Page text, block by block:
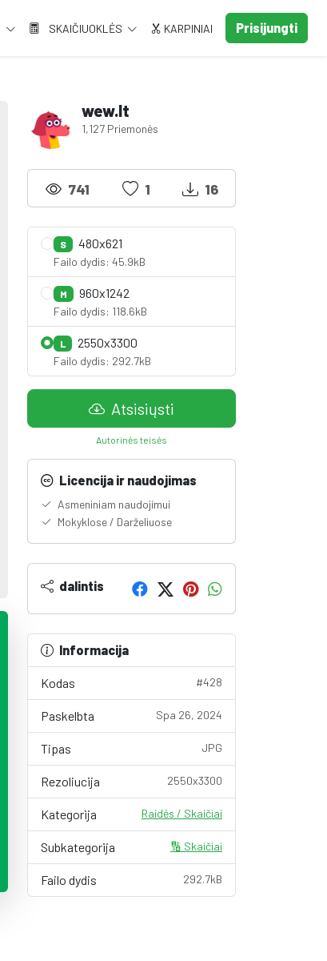
SKAIČIUOKLĖS KARPINIAI Prisijungti
wew.lt
1,127 Priemonės
741 1 16
S 480x621
Failo dydis: 45.9kB
M 960x1242
Failo dydis: 118.6kB
L 2550x3300
Failo dydis: 292.7kB
Atsisiųsti
Autorinės teisės
Licencija ir naudojimas
Asmeniniam naudojimui
Mokyklose / Darželiuose
dalintis
Informacija
Kodas #428
Paskelbta Spa 26, 2024
Tipas JPG
Rezoliucija 2550x3300
Kategorija Raidės / Skaičiai
Subkategorija 🔢 Skaičiai
Failo dydis 292.7kB